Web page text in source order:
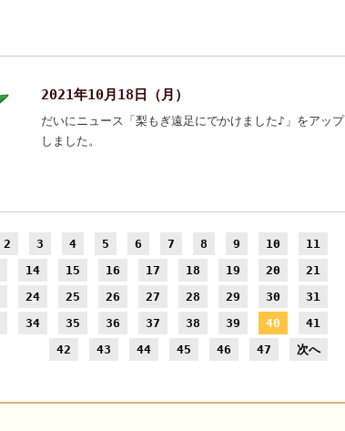
2021年10月18日（月）
だいにニュース「梨もぎ遠足にでかけました♪」をアップ
しました。
2 3 4 5 6 7 8 9 10
11
14 15 16 17 18 19 20
21
24 25 26 27 28 29 30
31
34 35 36 37 38 39 40
41
42
43 44 45 46 47 次へ